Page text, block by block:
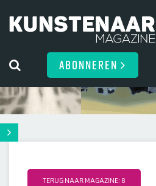
ABONNEREN
TERUG NAAR MAGAZINE: 8